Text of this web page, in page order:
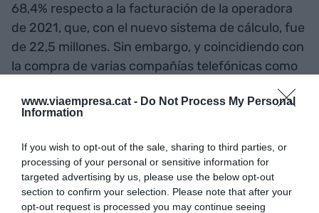
www.viaempresa.cat - Do Not Process My Personal
Information
If you wish to opt-out of the sale, sharing to third parties, or
processing of your personal or sensitive information for
targeted advertising by us, please use the below opt-out
section to confirm your selection. Please note that after your
opt-out request is processed you may continue seeing
68,4% respecto a la facturación de la operadora
de 2021, que, con el nuevo sistema de cálculo, fue
de 22,5 millones. Sin embargo, y coincidiendo con
la compra de varias compañías telefónicas como
telecomunicaciones ha registrado unas pérdidas
alcanzó los 2,2 millones. La operadora espera que
los beneficios operativos vuelvan al verde el
próximo año.